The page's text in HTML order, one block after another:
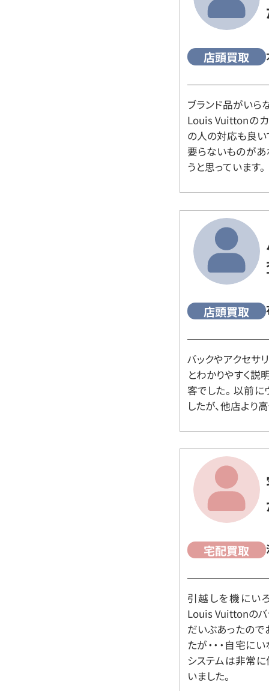
店頭買取
ブランド品がいら
Louis Vuittonの
の人の対応も良い
要らないものがあ
うと思っています。
店頭買取
バックやアクセサ
とわかりやすく説
客でした。 以前
したが、他店より
宅配買取
引越しを機にい
Louis Vuittonのバ
だいぶあったので
たが・・・自宅に
システムは非常に
いました。